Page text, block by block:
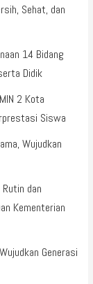
Sehat, dan
14 Bidang
Didik
2 Kota
Siswa
Wujudkan
dan
Kementerian
Generasi